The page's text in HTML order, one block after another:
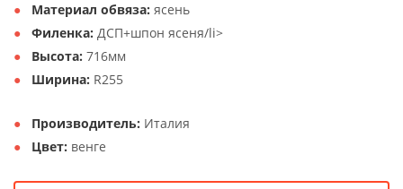
Материал обвяза: ясень
Филенка: ДСП+шпон ясеня/li>
Высота: 716мм
Ширина: R255
Производитель: Италия
Цвет: венге